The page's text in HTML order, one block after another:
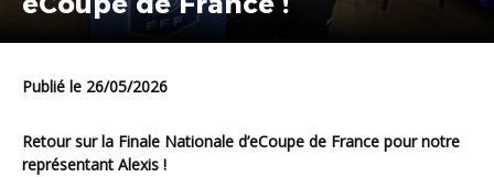
Publié le 26/05/2026
Retour sur la Finale Nationale d’eCoupe de France pour notre
représentant Alexis !